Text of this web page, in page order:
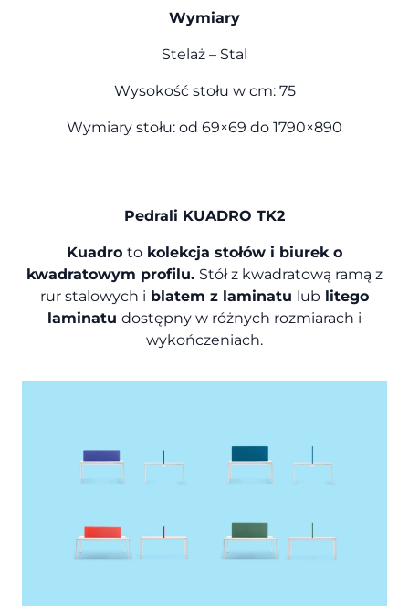
Wymiary
Stelaż – Stal
Wysokość stołu w cm: 75
Wymiary stołu: od 69×69 do 1790×890
Pedrali KUADRO TK2
Kuadro to kolekcja stołów i biurek o
kwadratowym profilu. Stół z kwadratową ramą z
rur stalowych i blatem z laminatu lub litego
laminatu dostępny w różnych rozmiarach i
wykończeniach.